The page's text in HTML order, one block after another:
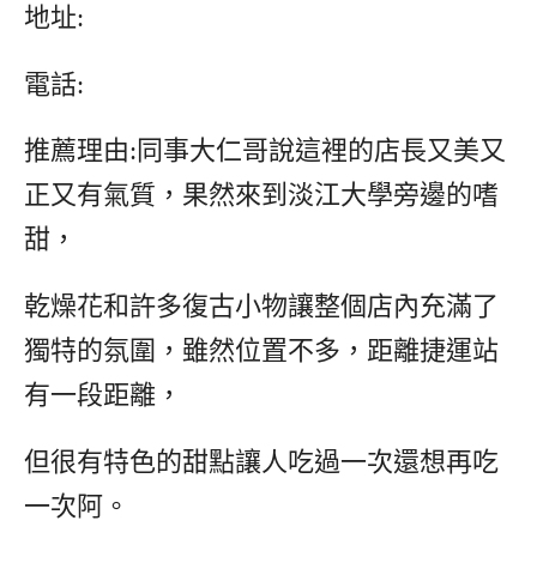
地址:
電話:
推薦理由:同事大仁哥說這裡的店長又美又
正又有氣質，果然來到淡江大學旁邊的嗜
甜，
乾燥花和許多復古小物讓整個店內充滿了
獨特的氛圍，雖然位置不多，距離捷運站
有一段距離，
但很有特色的甜點讓人吃過一次還想再吃
一次阿。